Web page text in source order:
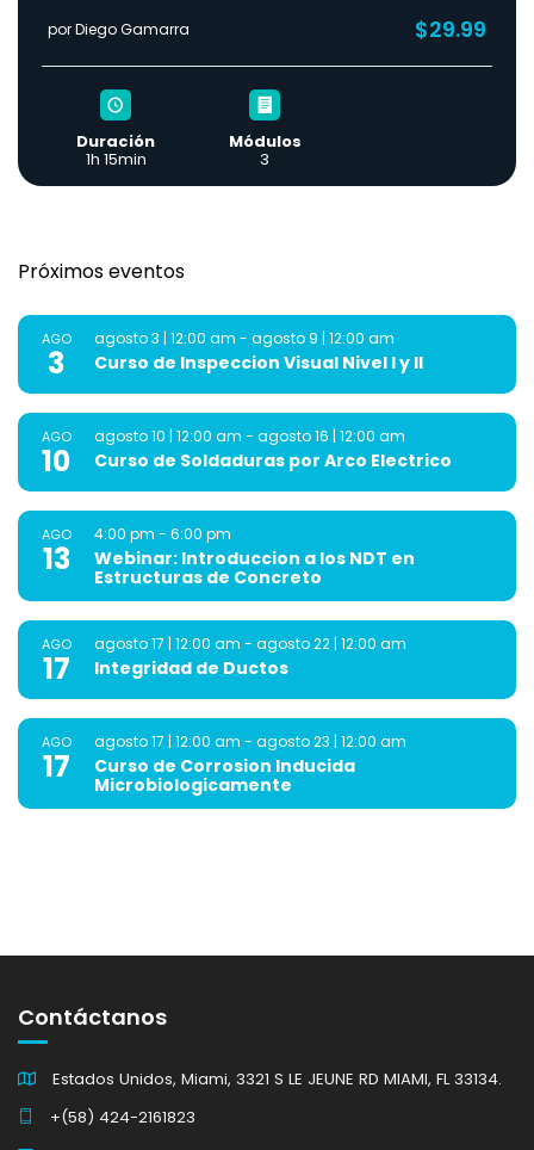
por Diego Gamarra $29.99
Duración
1h 15min
Módulos
3
Próximos eventos
AGO
3
agosto 3 | 12:00 am - agosto 9 | 12:00 am
Curso de Inspeccion Visual Nivel I y II
AGO
10
agosto 10 | 12:00 am - agosto 16 | 12:00 am
Curso de Soldaduras por Arco Electrico
AGO
13
4:00 pm - 6:00 pm
Webinar: Introduccion a los NDT en
Estructuras de Concreto
AGO
17
agosto 17 | 12:00 am - agosto 22 | 12:00 am
Integridad de Ductos
AGO
17
agosto 17 | 12:00 am - agosto 23 | 12:00 am
Curso de Corrosion Inducida
Microbiologicamente
Contáctanos
Estados Unidos, Miami, 3321 S LE JEUNE RD MIAMI, FL 33134.
+(58) 424-2161823